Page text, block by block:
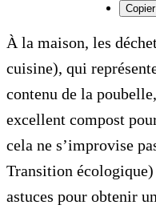
À la maison, les
cuisine), qui
contenu de la
excellent compost
cela ne s’improvise
Transition écologique)
astuces pour obtenir